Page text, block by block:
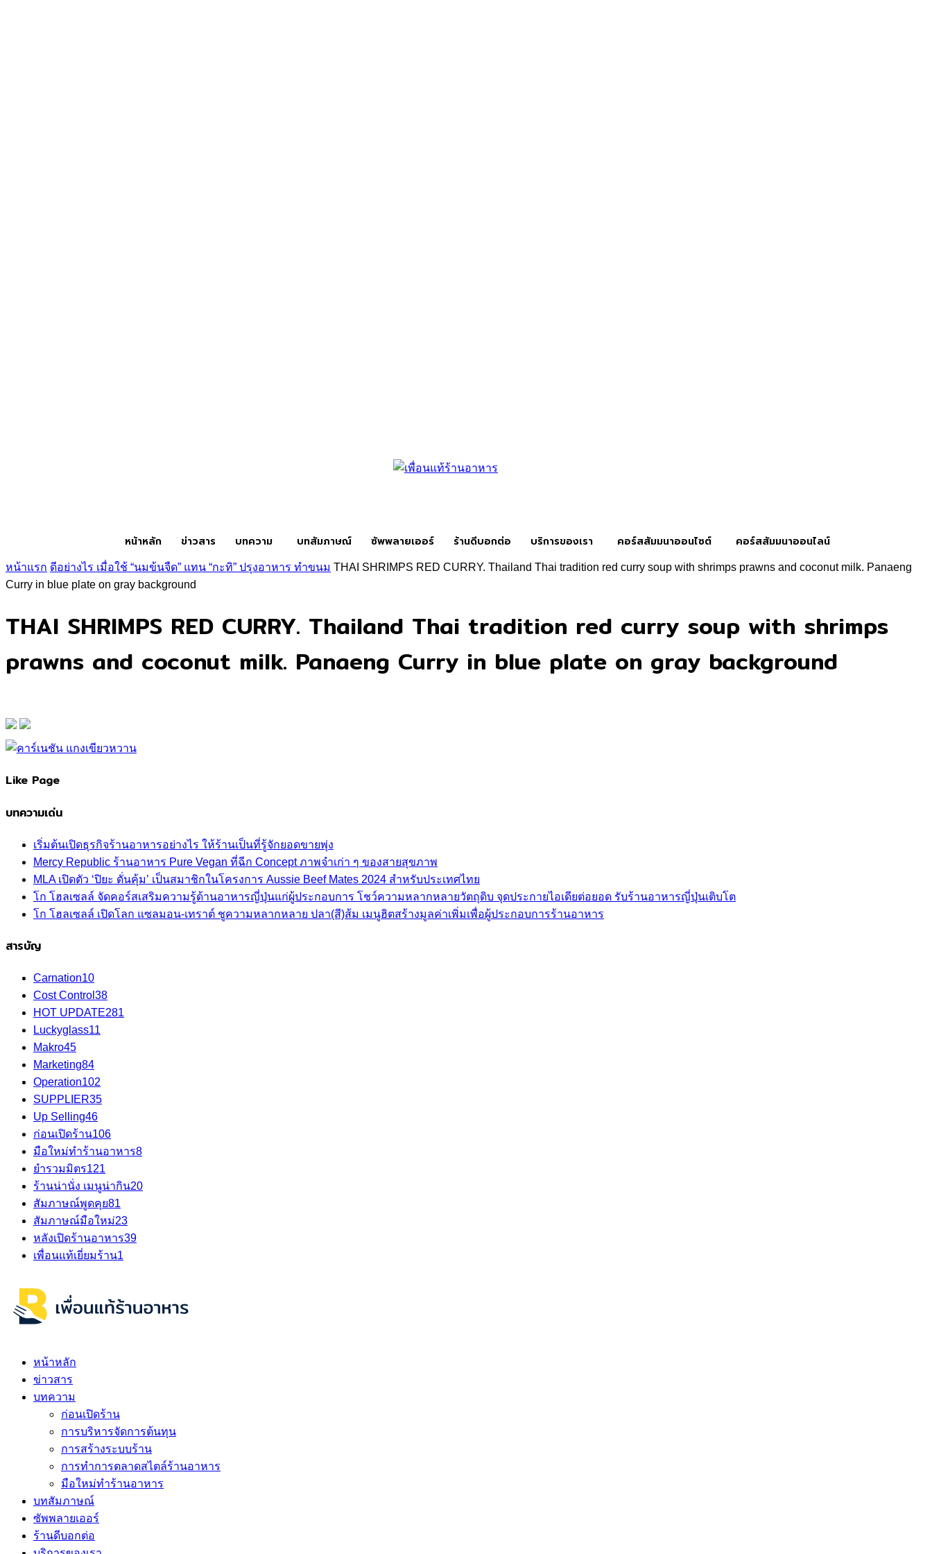
หน้าหลัก ข่าวสาร บทความ บทสัมภาษณ์ ซัพพลายเออร์ ร้านดีบอกต่อ บริการของเรา คอร์สสัมมนาออนไซต์ คอร์สสัมมนาออนไลน์
หน้าแรก ดีอย่างไร เมื่อใช้ “นมข้นจืด” แทน “กะทิ” ปรุงอาหาร ทำขนม THAI SHRIMPS RED CURRY. Thailand Thai tradition red curry soup with shrimps prawns and coconut milk. Panaeng
Curry in blue plate on gray background
THAI SHRIMPS RED CURRY. Thailand Thai tradition red curry soup with shrimps
prawns and coconut milk. Panaeng Curry in blue plate on gray background
Like Page
บทความเด่น
เริ่มต้นเปิดธุรกิจร้านอาหารอย่างไร ให้ร้านเป็นที่รู้จักยอดขายพุ่ง
Mercy Republic ร้านอาหาร Pure Vegan ที่ฉีก Concept ภาพจำเก่า ๆ ของสายสุขภาพ
MLA เปิดตัว ‘ปิยะ ดั่นคุ้ม’ เป็นสมาชิกในโครงการ Aussie Beef Mates 2024 สำหรับประเทศไทย
โก โฮลเซลล์ จัดคอร์สเสริมความรู้ด้านอาหารญี่ปุ่นแก่ผู้ประกอบการ โชว์ความหลากหลายวัตถุดิบ จุดประกายไอเดียต่อยอด รับร้านอาหารญี่ปุ่นเติบโต
โก โฮลเซลล์ เปิดโลก แซลมอน-เทราต์ ชูความหลากหลาย ปลา(สี)ส้ม เมนูฮิตสร้างมูลค่าเพิ่มเพื่อผู้ประกอบการร้านอาหาร
สารบัญ
Carnation10
Cost Control 38
HOT UPDATE281
Luckyglass11
Makro45
Marketing84
Operation102
SUPPLIER35
Up Selling46
ก่อนเปิดร้าน106
มือใหม่ทำร้านอาหาร8
ยำรวมมิตร121
ร้านน่านั่ง เมนูน่ากิน20
สัมภาษณ์พูดคุย81
สัมภาษณ์มือใหม่23
หลังเปิดร้านอาหาร39
เพื่อนแท้เยี่ยมร้าน1
หน้าหลัก
ข่าวสาร
บทความ
ก่อนเปิดร้าน
การบริหารจัดการต้นทุน
การสร้างระบบร้าน
การทำการตลาดสไตล์ร้านอาหาร
มือใหม่ทำร้านอาหาร
บทสัมภาษณ์
ซัพพลายเออร์
ร้านดีบอกต่อ